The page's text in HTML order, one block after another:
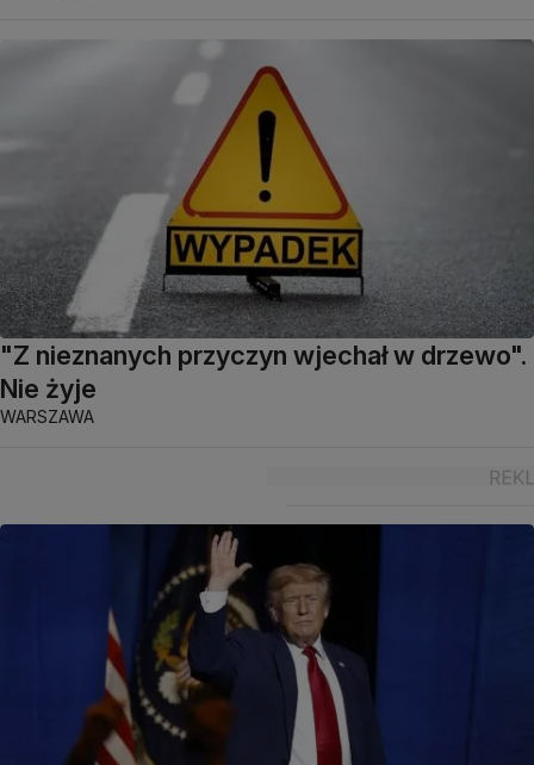
"Z nieznanych przyczyn wjechał w drzewo".
Nie żyje
WARSZAWA